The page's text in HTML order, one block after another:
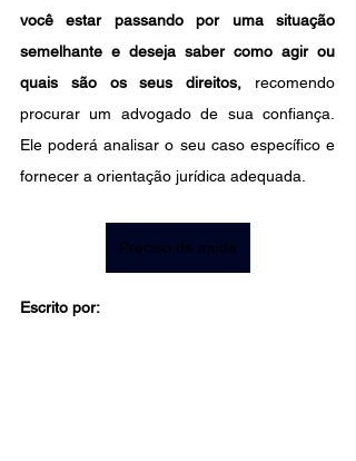
você estar passando por uma situação
semelhante e deseja saber como agir ou
quais são os seus direitos, recomendo
procurar um advogado de sua confiança.
Ele poderá analisar o seu caso específico e
fornecer a orientação jurídica adequada.
Preciso de ajuda
Escrito por: